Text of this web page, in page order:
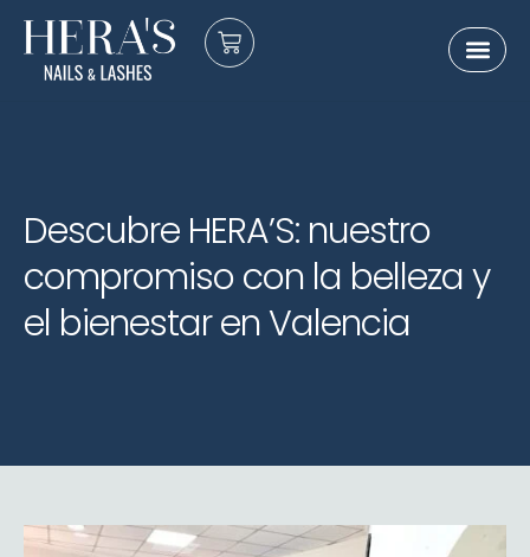
Descubre HERA’S: nuestro
compromiso con la belleza y
el bienestar en Valencia